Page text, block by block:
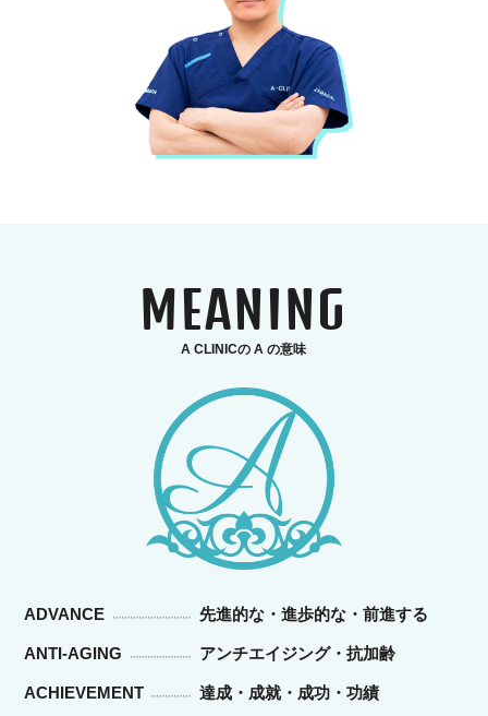
MEANING
A CLINICの A の意味
ADVANCE 先進的な・進歩的な・前進する
ANTI-AGING アンチエイジング・抗加齢
ACHIEVEMENT 達成・成就・成功・功績